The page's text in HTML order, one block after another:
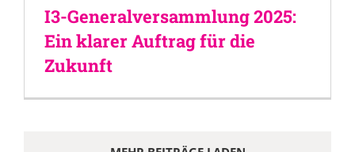
I3-Generalversammlung 2025:
Ein klarer Auftrag für die
Zukunft